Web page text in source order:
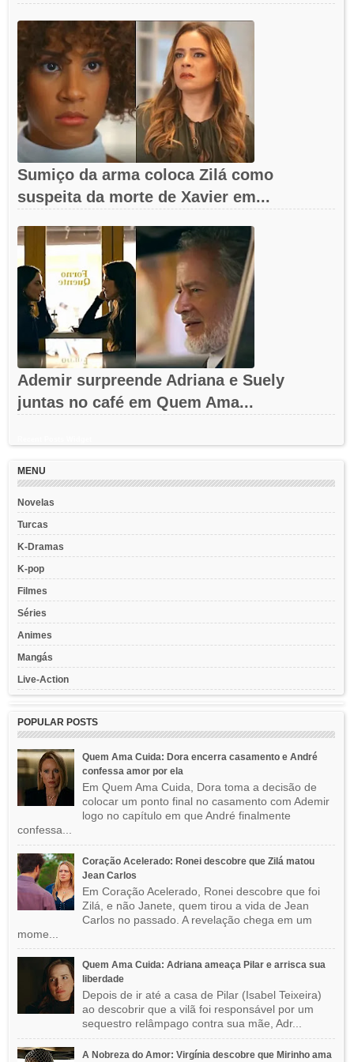
Sumiço da arma coloca Zilá como
suspeita da morte de Xavier em...
Ademir surpreende Adriana e Suely
juntas no café em Quem Ama...
MENU
Novelas
Turcas
K-Dramas
K-pop
Filmes
Séries
Animes
Mangás
Live-Action
POPULAR POSTS
Quem Ama Cuida: Dora encerra casamento e André
confessa amor por ela
Em Quem Ama Cuida, Dora toma a decisão de
colocar um ponto final no casamento com Ademir
logo no capítulo em que André finalmente
confessa...
Coração Acelerado: Ronei descobre que Zilá matou
Jean Carlos
Em Coração Acelerado, Ronei descobre que foi
Zilá, e não Janete, quem tirou a vida de Jean
Carlos no passado. A revelação chega em um
mome...
Quem Ama Cuida: Adriana ameaça Pilar e arrisca sua
liberdade
Depois de ir até a casa de Pilar (Isabel Teixeira)
ao descobrir que a vilã foi responsável por um
sequestro relâmpago contra sua mãe, Adr...
A Nobreza do Amor: Virgínia descobre que Mirinho ama